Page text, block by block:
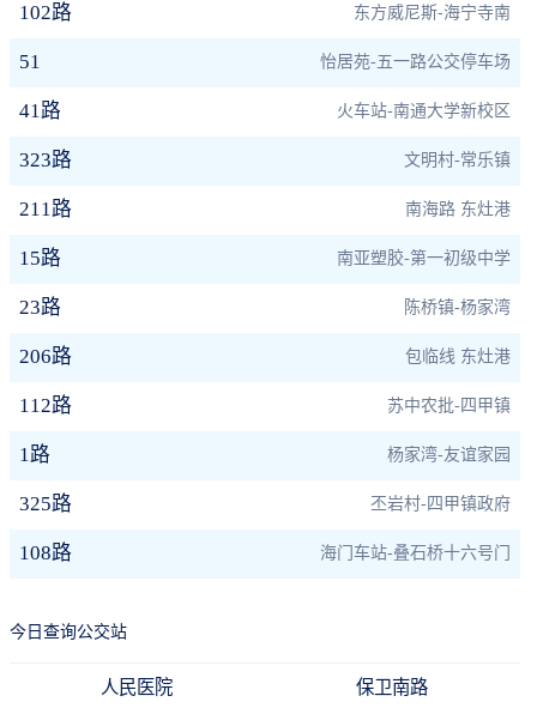
102路 东方威尼斯-海宁寺南
51 怡居苑-五一路公交停车场
41路 火车站-南通大学新校区
323路 文明村-常乐镇
211路 南海路 东灶港
15路 南亚塑胶-第一初级中学
23路 陈桥镇-杨家湾
206路 包临线 东灶港
112路 苏中农批-四甲镇
1路 杨家湾-友谊家园
325路 丕岩村-四甲镇政府
108路 海门车站-叠石桥十六号门
今日查询公交站
人民医院 保卫南路